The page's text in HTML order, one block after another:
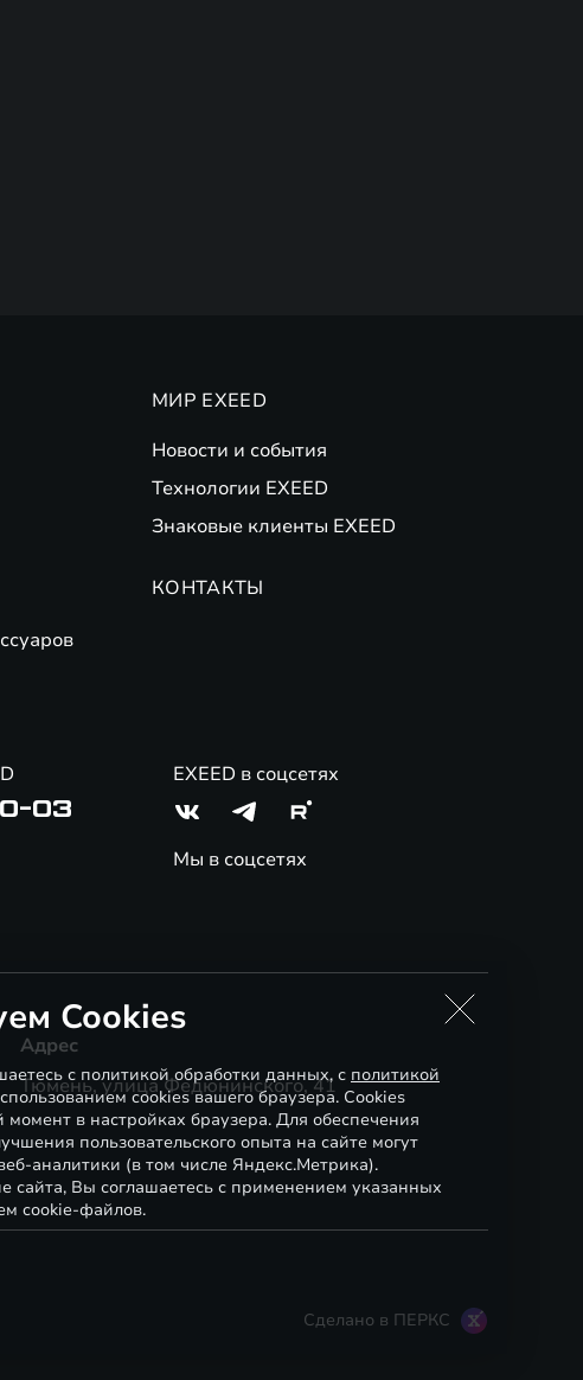
МИР EXEED
Новости и события
Технологии EXEED
Знаковые клиенты EXEED
КОНТАКТЫ
03
EXEED в соцсетях
Мы в соцсетях
Адрес
Тюмень, улица Федюнинского, 41
Сделано в ПЕРКС
Cookies
с политикой обработки данных, с политикой
cookies вашего браузера. Cookies
в настройках браузера. Для обеспечения
пользовательского опыта на сайте могут
аналитики (в том числе Яндекс.Метрика).
сайта, Вы соглашаетесь с применением указанных
cookie-файлов.